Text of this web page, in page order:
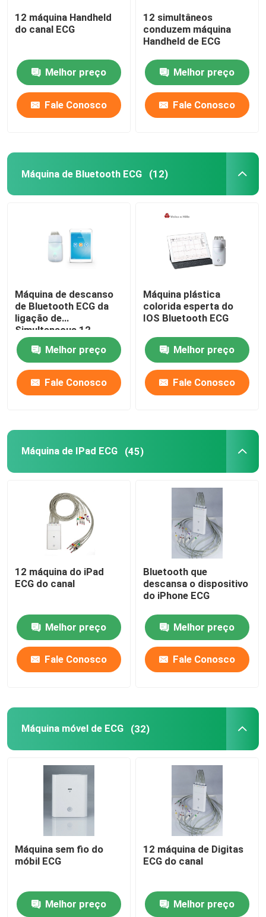
12 máquina Handheld
do canal ECG
Melhor preço
Fale Conosco
12 simultâneos
conduzem máquina
Handheld de ECG
Melhor preço
Fale Conosco
Máquina de Bluetooth ECG (12)
Máquina de descanso
de Bluetooth ECG da
ligação de
Simultenaous 12
Melhor preço
Fale Conosco
Máquina plástica
colorida esperta do
IOS Bluetooth ECG
Melhor preço
Fale Conosco
Máquina de IPad ECG (45)
12 máquina do iPad
ECG do canal
Melhor preço
Fale Conosco
Bluetooth que
descansa o dispositivo
do iPhone ECG
Melhor preço
Fale Conosco
Máquina móvel de ECG (32)
Máquina sem fio do
móbil ECG
Melhor preço
12 máquina de Digitas
ECG do canal
Melhor preço